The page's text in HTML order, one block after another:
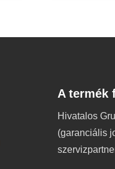
A termék
Hivatalos
(garanciális